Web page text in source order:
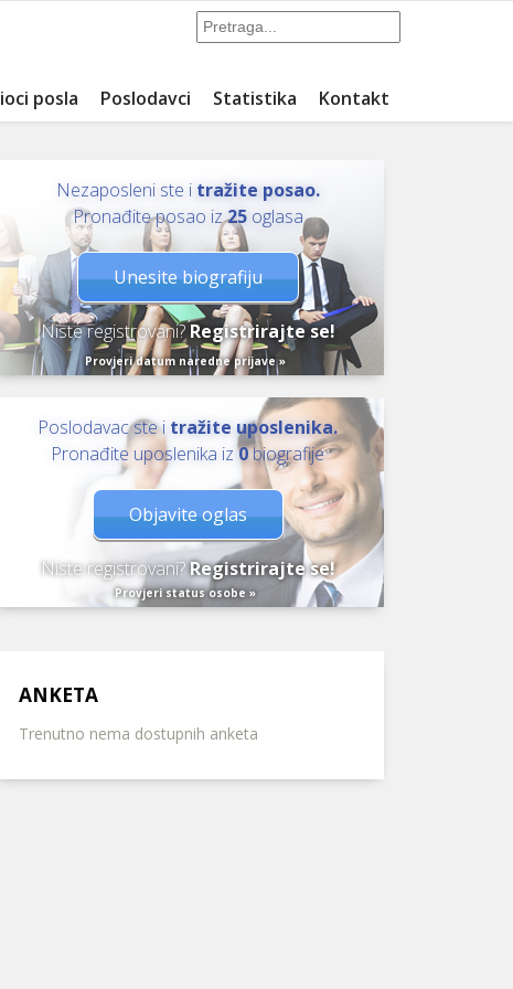
posla Poslodavci Statistika Kontakt
Nezaposleni ste i tražite posao.
Pronađite posao iz25oglasa
Unesite biografiju
Niste registrovani? Registrirajte se!
Provjeri datum naredne prijave »
Poslodavac ste i tražite uposlenika.
Pronađite uposlenika iz0biografije
Objavite oglas
Niste registrovani?Registrirajte se!
Provjeri status osobe »
ANKETA
Trenutno nema dostupnih anketa